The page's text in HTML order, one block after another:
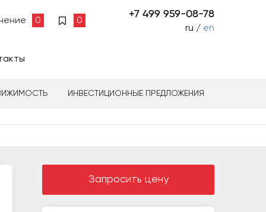
0 0
+7 499 959-08-78
ru / en
ИНВЕСТИЦИОННЫЕ ПРЕДЛОЖЕНИЯ
Запросить цену